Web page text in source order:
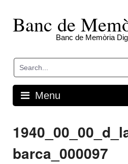
contentBanc de
Banc de Memòria
Menu
barca_000097